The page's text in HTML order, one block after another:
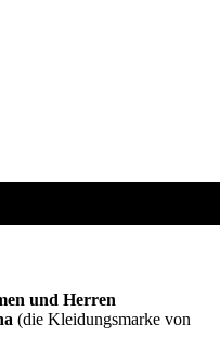
und Herren
(die Kleidungsmarke von